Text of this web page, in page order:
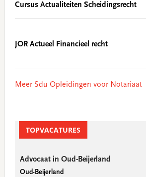
Cursus Actualiteiten Scheidingsrecht
JOR Actueel Financieel recht
Meer Sdu Opleidingen voor Notariaat
TOPVACATURES
Advocaat in Oud-Beijerland
Oud-Beijerland